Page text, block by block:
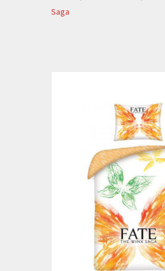
Saga